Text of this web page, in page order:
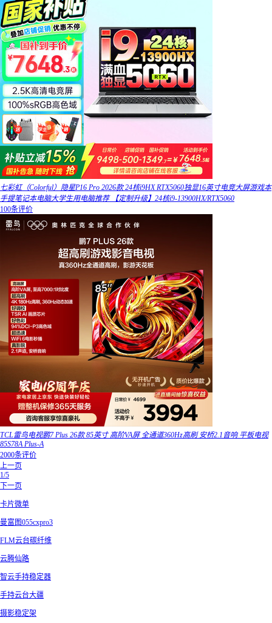
七彩虹（Colorful）隐星P16 Pro 2026款 24核i9HX RTX5060独显16英寸电竞大屏游戏本
手提笔记本电脑大学生用电脑推荐 【定制升级】24核i9-13900HX/RTX5060
100条评价
TCL雷鸟电视鹏7 Plus 26款 85英寸 高阶VA屏 全通道360Hz高刷 安桥2.1音响 平板电视
85S78A Plus-A
2000条评价
上一页
1/5
下一页
卡片微单
曼富图055cxpro3
FLM云台碳纤维
云腾仙路
智云手持稳定器
手持云台大疆
摄影稳定架